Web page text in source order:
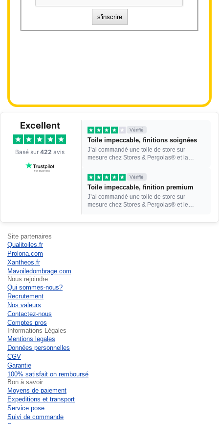
Excellent
Basé sur 422 avis
Vérifié
Toile impeccable, finitions soignées
J’ai commandé une toile de store sur
mesure chez Stores & Pergolas® et la
Vérifié
Toile impeccable, finition premium
J’ai commandé une toile de store sur
mesure chez Stores & Pergolas® et le
Site partenaires
Qualitoiles.fr
Prolona.com
Xantheos.fr
Mavoiledombrage.com
Nous rejoindre
Qui sommes-nous?
Recrutement
Nos valeurs
Contactez-nous
Comptes pros
Informations Légales
Mentions legales
Données personnelles
CGV
Garantie
100% satisfait on remboursé
Bon à savoir
Moyens de paiement
Expeditions et transport
Service pose
Suivi de commande